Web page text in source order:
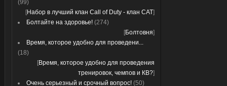
(99)
[Набор в лучший клан Call of Duty - клан CAT]
Болтайте на здоровье! (274)
[Болтовня]
Время, которое удобно для проведени...
(18)
[Время, которое удобно для проведения
тренировок, чемпов и КВ?]
Очень серьезный и срочный вопрос! (50)